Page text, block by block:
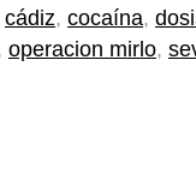
cádiz, cocaína,
operacion mirlo,